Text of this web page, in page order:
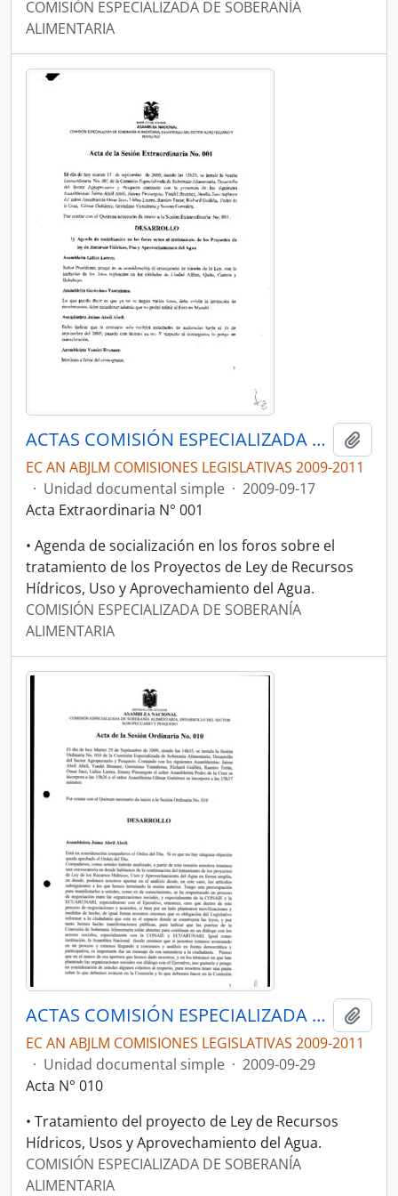
COMISIÓN ESPECIALIZADA DE SOBERANÍA
ALIMENTARIA
ACTAS COMISIÓN ESPECIALIZADA DE SOBERANÍA ALIMENTARIA, DESARROLLO DEL SECTOR AGROPECUARIO Y PESQUERO.
EC AN ABJLM COMISIONES LEGISLATIVAS 2009-2011
· Unidad documental simple · 2009-09-17
Acta Extraordinaria N° 001
• Agenda de socialización en los foros sobre el
tratamiento de los Proyectos de Ley de Recursos
Hídricos, Uso y Aprovechamiento del Agua.
COMISIÓN ESPECIALIZADA DE SOBERANÍA
ALIMENTARIA
ACTAS COMISIÓN ESPECIALIZADA DE SOBERANÍA ALIMENTARIA, DESARROLLO DEL SECTOR AGROPECUARIO Y PESQUERO.
EC AN ABJLM COMISIONES LEGISLATIVAS 2009-2011
· Unidad documental simple · 2009-09-29
Acta N° 010
• Tratamiento del proyecto de Ley de Recursos
Hídricos, Usos y Aprovechamiento del Agua.
COMISIÓN ESPECIALIZADA DE SOBERANÍA
ALIMENTARIA